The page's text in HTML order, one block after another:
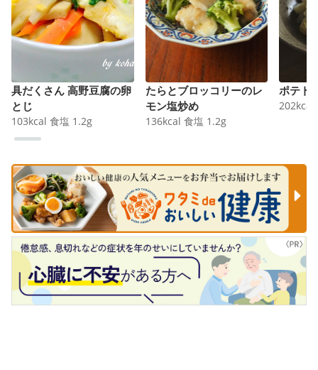
具だくさん 高野豆腐の卵
とじ
103kcal 食塩 1.2g
たらとブロッコリーのレ
モン塩炒め
136kcal 食塩 1.2g
ポテト
202kcal